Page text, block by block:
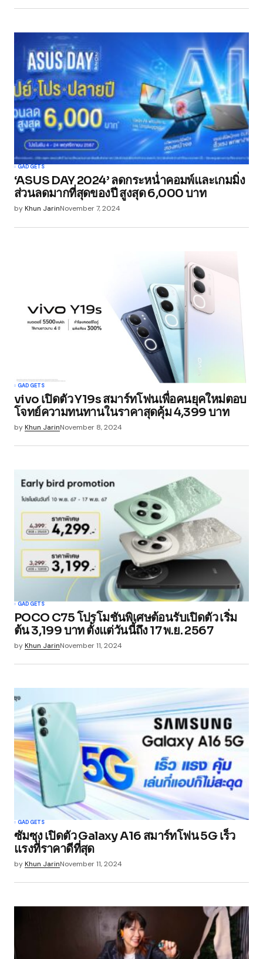
browser for the next time I comment.
Submit Comment
GADGETS
‘ASUS DAY 2024’ ลดกระหน่ำคอมพ์และเกมมิ่ง
ส่วนลดมากที่สุดของปี สูงสุด 6,000 บาท
byKhun JarinNovember 7, 2024
GADGETS
vivo เปิดตัว Y19s สมาร์ทโฟนเพื่อคนยุคใหม่ตอบ
โจทย์ความทนทานในราคาสุดคุ้ม 4,399 บาท
byKhun JarinNovember 8, 2024
GADGETS
POCO C75 โปรโมชันพิเศษต้อนรับเปิดตัว เริ่ม
ต้น 3,199 บาท ตั้งแต่วันนี้ถึง 17 พ.ย. 2567
byKhun JarinNovember 11, 2024
GADGETS
ซัมซุง เปิดตัว Galaxy A16 สมาร์ทโฟน 5G เร็ว
แรงที่ราคาดีที่สุด
byKhun JarinNovember 11, 2024